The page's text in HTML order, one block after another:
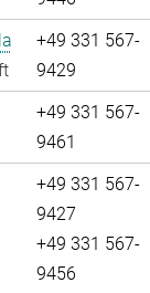
+49 331 567-
9429
+49 331 567-
9461
+49 331 567-
9427
+49 331 567-
9456